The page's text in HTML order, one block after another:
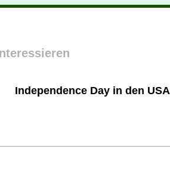
Independence Day in den USA